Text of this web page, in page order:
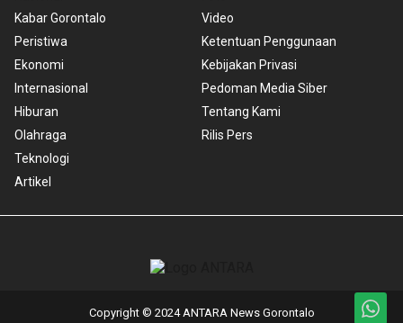
Kabar Gorontalo
Peristiwa
Ekonomi
Internasional
Hiburan
Olahraga
Teknologi
Artikel
Video
Ketentuan Penggunaan
Kebijakan Privasi
Pedoman Media Siber
Tentang Kami
Rilis Pers
Copyright © 2024 ANTARA News Gorontalo